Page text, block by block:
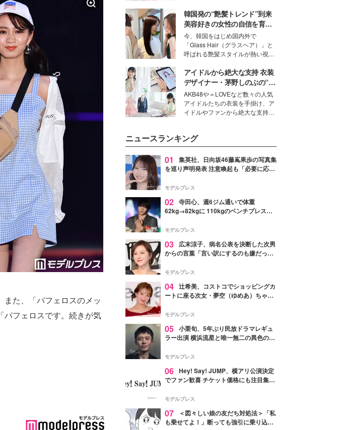
た、「パフェロスのメッ
パフェロスです。続きが気
モデル・愛甲ひかりさんと橋下美
好さんを迎えて本音で女子会トー
ク。猛暑のお出かけを快適に過ご
すヒントや、2人が感動した夏の
生理の新常識にも迫りました。
韓国発の“艶髪トレンド”到来
美容好きの女性の自信を育む
「ヘアケア事情」って？
今、韓国をはじめ国内外で
「Glass Hair（グラスヘア）」と
呼ばれる艶髪スタイルが熱い視線
ションの完成度を高めるベースと
して、“髪そのものの美しさ”に改
めて注目する人が増えている様
子。今回は、そんな憧れの艶やか
な髪を日常で叶える、美容好きの
女性たちのヘアケア事情を紹介し
アイドルから絶大な支持 衣装
デザイナー・茅野しのぶの“可
愛い”を作る美学＜「シチズン
クロスシー」インタビュー＞
AKB48や＝LOVEなど数々の人気
アイドルたちの衣装を手掛け、ア
イドルやファンから絶大な支持を
ター・茅野しのぶ。一人ひとりの
個性に寄り添い、魅力を引き出す
衣装作りは、多くの女性たちに勇
気と自信を与え続けている。
ニュースランキング
01
集英社、日向坂46藤嶌果歩の写真集
を巡り声明発表 注意喚起も「必要に応じ
モデルプレス
02 寺田心、週6ジム通いで体重
62kg→82kgに 110kgのベンチプレス持
「かっこいい」と反響
モデルプレス
03
広末涼子、病名公表を決断した次男
からの言葉「言い訳にするのも嫌だっ
モデルプレス
04 辻希美、コストコでショッピングカ
ートに座る次女・夢空（ゆめあ）ちゃん
ぎ」「成長を感じる」の声
モデルプレス
05 小栗旬、5年ぶり民放ドラマレギュ
ラー出演 横浜流星と唯一無二の異色のバ
モデルプレス
06 Hey! Say! JUMP、横アリ公演決定
でファン歓喜 チケット価格にも注目集ま
モデルプレス
07
＜図々しい娘の友だち対処法＞「私
も乗せてよ！」断っても強引に乗り込ん